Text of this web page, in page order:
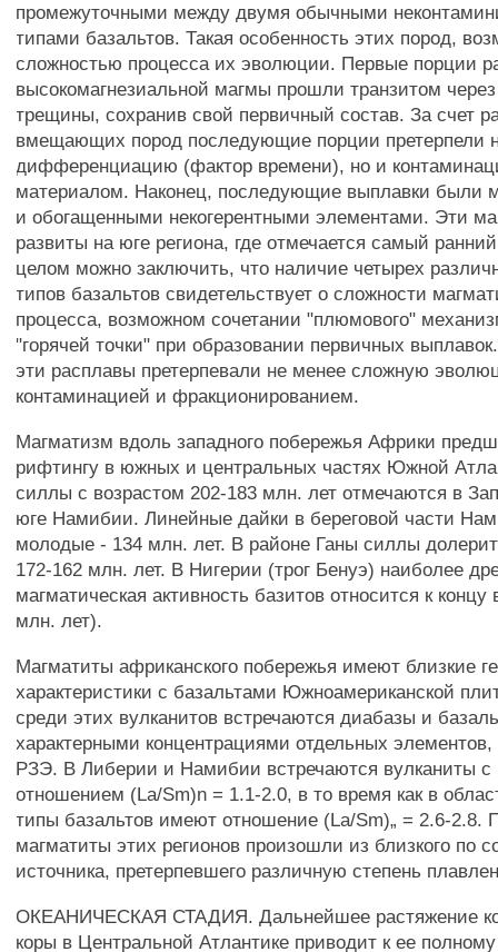
промежуточными между двумя обычными
типами базальтов. Такая особенность этих пород,
сложностью процесса их эволюции. Первые порции
высокомагнезиальной магмы прошли транзитом
трещины, сохранив свой первичный состав. За счет
вмещающих пород последующие порции претерпели
дифференциацию (фактор времени), но и
материалом. Наконец, последующие выплавки были
и обогащенными некогерентными элементами. Эти
развиты на юге региона, где отмечается самый
целом можно заключить, что наличие четырех
типов базальтов свидетельствует о сложности
процесса, возможном сочетании "плюмового"
"горячей точки" при образовании первичных
эти расплавы претерпевали не менее сложную
контаминацией и фракционированием.
Магматизм вдоль западного побережья Африки
рифтингу в южных и центральных частях Южной
силлы с возрастом 202-183 млн. лет отмечаются в
юге Намибии. Линейные дайки в береговой части
молодые - 134 млн. лет. В районе Ганы силлы
172-162 млн. лет. В Нигерии (трог Бенуэ) наиболее
магматическая активность базитов относится к
млн. лет).
Магматиты африканского побережья имеют близкие
характеристики с базальтами Южноамериканской
среди этих вулканитов встречаются диабазы и
характерными концентрациями отдельных
РЗЭ. В Либерии и Намибии встречаются вулканиты с
отношением (La/Sm)n = 1.1-2.0, в то время как в
типы базальтов имеют отношение (La/Sm)„ = 2.6-2.8.
магматиты этих регионов произошли из близкого по
источника, претерпевшего различную степень
ОКЕАНИЧЕСКАЯ СТАДИЯ. Дальнейшее растяжение
коры в Центральной Атлантике приводит к ее